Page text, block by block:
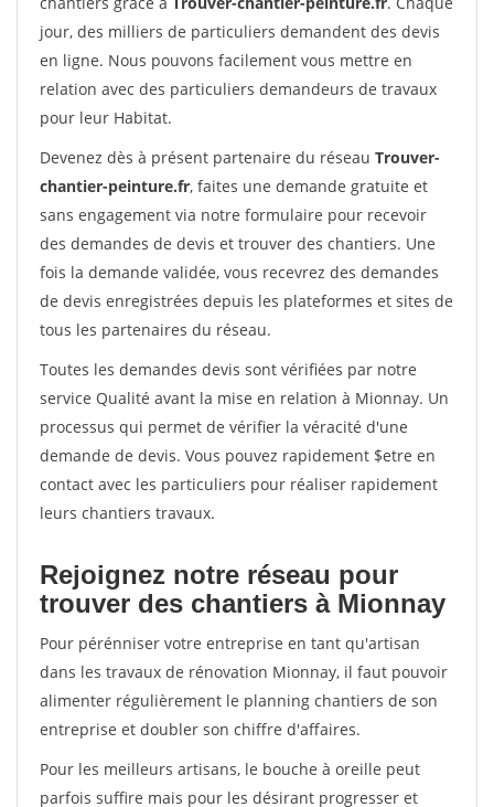
jour, des milliers de particuliers demandent des devis
en ligne. Nous pouvons facilement vous mettre en
relation avec des particuliers demandeurs de travaux
pour leur Habitat.
Devenez dès à présent partenaire du réseau Trouver-
chantier-peinture.fr, faites une demande gratuite et
sans engagement via notre formulaire pour recevoir
des demandes de devis et trouver des chantiers. Une
fois la demande validée, vous recevrez des demandes
de devis enregistrées depuis les plateformes et sites de
tous les partenaires du réseau.
Toutes les demandes devis sont vérifiées par notre
service Qualité avant la mise en relation à Mionnay. Un
processus qui permet de vérifier la véracité d'une
demande de devis. Vous pouvez rapidement $etre en
contact avec les particuliers pour réaliser rapidement
leurs chantiers travaux.
Rejoignez notre réseau pour
trouver des chantiers à Mionnay
Pour pérénniser votre entreprise en tant qu'artisan
dans les travaux de rénovation Mionnay, il faut pouvoir
alimenter régulièrement le planning chantiers de son
entreprise et doubler son chiffre d'affaires.
Pour les meilleurs artisans, le bouche à oreille peut
parfois suffire mais pour les désirant progresser et